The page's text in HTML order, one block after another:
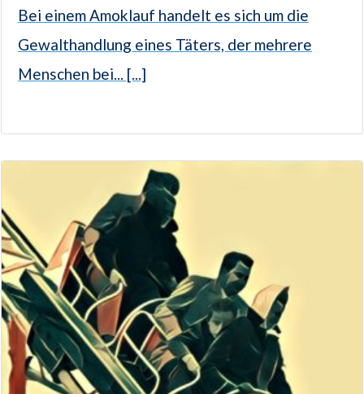
Bei einem Amoklauf handelt es sich um die
Gewalthandlung eines Täters, der mehrere
Menschen bei... [...]